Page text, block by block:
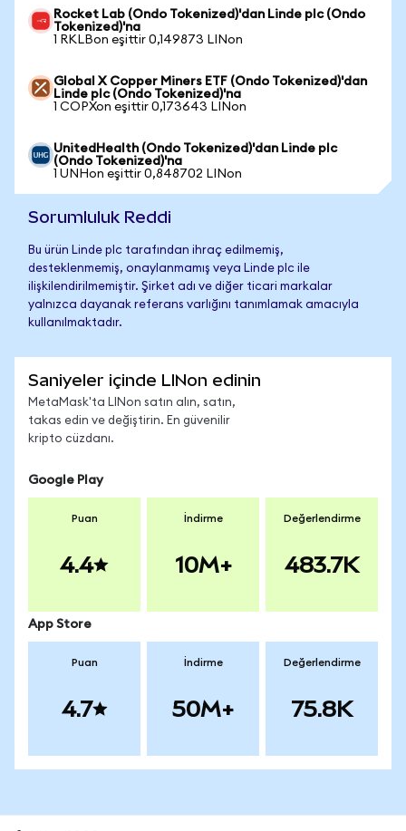
Rocket Lab (Ondo Tokenized)'dan Linde plc (Ondo
Tokenized)'na
1 RKLBon eşittir 0,149873 LINon
Global X Copper Miners ETF (Ondo Tokenized)'dan
Linde plc (Ondo Tokenized)'na
1 COPXon eşittir 0,173643 LINon
UnitedHealth (Ondo Tokenized)'dan Linde plc
(Ondo Tokenized)'na
1 UNHon eşittir 0,848702 LINon
Sorumluluk Reddi
Bu ürün Linde plc tarafından ihraç edilmemiş,
desteklenmemiş, onaylanmamış veya Linde plc ile
ilişkilendirilmemiştir. Şirket adı ve diğer ticari markalar
yalnızca dayanak referans varlığını tanımlamak amacıyla
kullanılmaktadır.
Saniyeler içinde LINon edinin
MetaMask'ta LINon satın alın, satın,
takas edin ve değiştirin. En güvenilir
kripto cüzdanı.
Google Play
Puan
4.4
İndirme
10M+
Değerlendirme
483.7K
App Store
Puan
4.7
İndirme
50M+
Değerlendirme
75.8K